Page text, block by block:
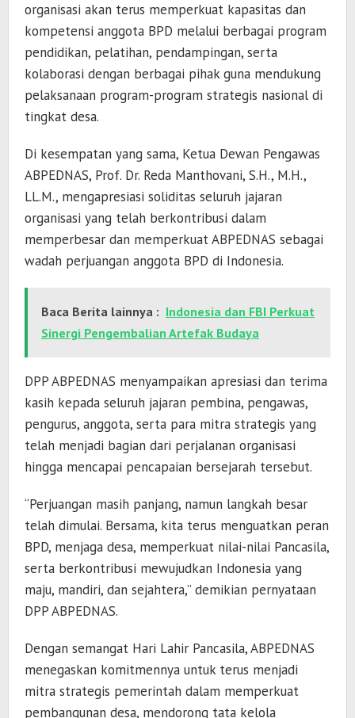
organisasi akan terus memperkuat kapasitas dan
kompetensi anggota BPD melalui berbagai program
pendidikan, pelatihan, pendampingan, serta
kolaborasi dengan berbagai pihak guna mendukung
pelaksanaan program-program strategis nasional di
tingkat desa.
Di kesempatan yang sama, Ketua Dewan Pengawas
ABPEDNAS, Prof. Dr. Reda Manthovani, S.H., M.H.,
LL.M., mengapresiasi soliditas seluruh jajaran
organisasi yang telah berkontribusi dalam
memperbesar dan memperkuat ABPEDNAS sebagai
wadah perjuangan anggota BPD di Indonesia.
Baca Berita lainnya : Indonesia dan FBI Perkuat
Sinergi Pengembalian Artefak Budaya
DPP ABPEDNAS menyampaikan apresiasi dan terima
kasih kepada seluruh jajaran pembina, pengawas,
pengurus, anggota, serta para mitra strategis yang
telah menjadi bagian dari perjalanan organisasi
hingga mencapai pencapaian bersejarah tersebut.
“Perjuangan masih panjang, namun langkah besar
telah dimulai. Bersama, kita terus menguatkan peran
BPD, menjaga desa, memperkuat nilai-nilai Pancasila,
serta berkontribusi mewujudkan Indonesia yang
maju, mandiri, dan sejahtera,” demikian pernyataan
DPP ABPEDNAS.
Dengan semangat Hari Lahir Pancasila, ABPEDNAS
menegaskan komitmennya untuk terus menjadi
mitra strategis pemerintah dalam memperkuat
pembangunan desa, mendorong tata kelola